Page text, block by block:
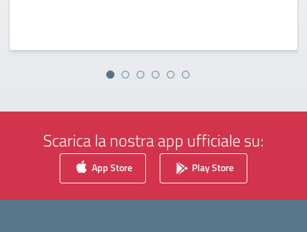
Scarica la nostra app ufficiale su:
App Store Play Store